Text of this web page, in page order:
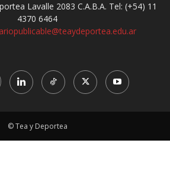
Lavalle 2083 C.A.B.A. Tel: (+54) 11
4370 6464
© Tea y Deportea